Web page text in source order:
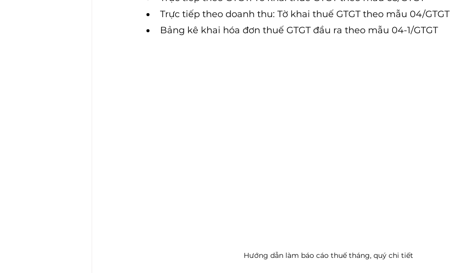
Trực tiếp theo doanh thu: Tờ khai thuế GTGT theo mẫu 04/GTGT
Bảng kê khai hóa đơn thuế GTGT đầu ra theo mẫu 04-1/GTGT
Hướng dẫn làm báo cáo thuế tháng, quý chi tiết